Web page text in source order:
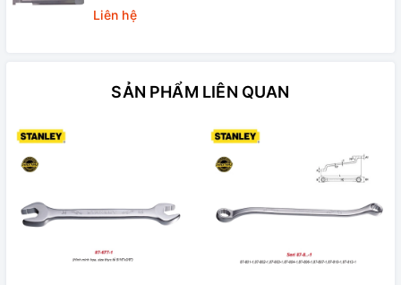
Liên hệ
SẢN PHẨM LIÊN QUAN